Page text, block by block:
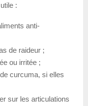
:
anti-
de raideur ;
ou irritée ;
curcuma, si elles
sur les articulations